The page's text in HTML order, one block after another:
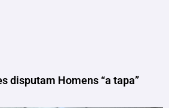
disputam Homens “a tapa”